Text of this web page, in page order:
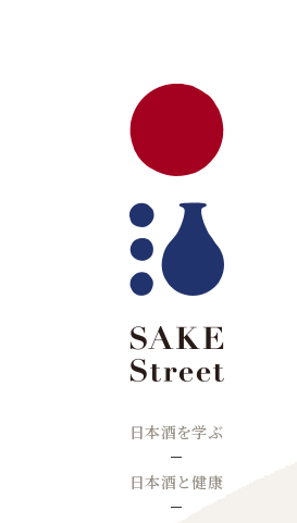
日本酒を学ぶ
日本酒と健康